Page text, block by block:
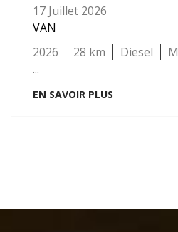
17 Juillet 2026
VAN
2026
28 Diesel
...
EN SAVOIR PLUS